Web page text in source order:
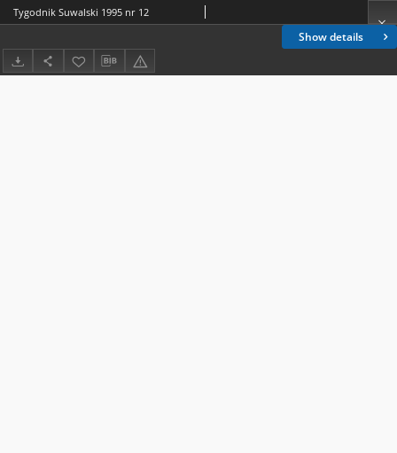
Show details
Tygodnik Suwalski 1995 nr 12